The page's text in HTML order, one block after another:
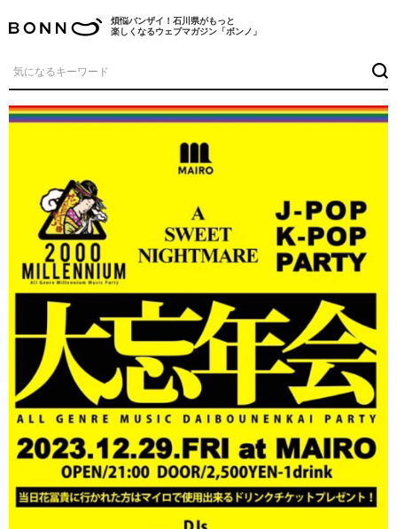
煩悩バンザイ！石川県がもっと
楽しくなるウェブマガジン「ボンノ」